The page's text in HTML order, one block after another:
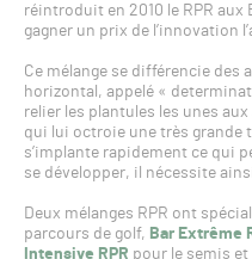
réintroduit en 2010 le RPR
gagner un prix de l’innovation
Ce mélange se différencie des
horizontal, appelé «
relier les plantules les unes
qui lui octroie une très grande
s’implante rapidement ce qui
se développer, il nécessite
Deux mélanges RPR ont
parcours de golf, Bar Extrême
Intensive RPR pour le semis